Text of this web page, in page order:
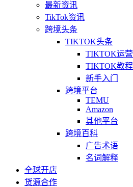
最新资讯
TikTok资讯
跨境头条
TIKTOK头条
TIKTOK运营
TIKTOK教程
新手入门
跨境平台
TEMU
Amazon
其他平台
跨境百科
广告术语
名词解释
全球开店
货源合作